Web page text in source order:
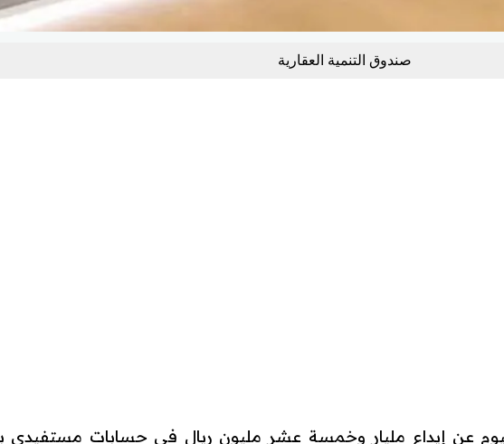
صندوق التنمية العقارية
عن إيداع مليار وخمسة عشر مليون ريال في حسابات مستفيدي